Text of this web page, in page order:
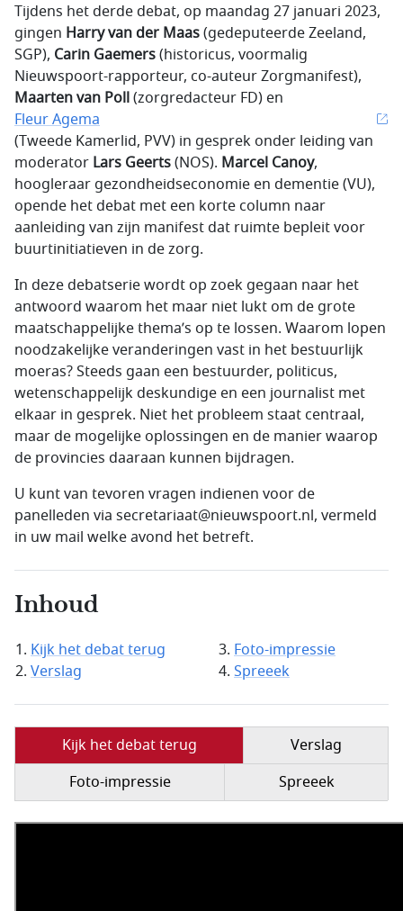
Tijdens het derde debat, op maandag 27 januari 2023,
gingen Harry van der Maas(gedeputeerde Zeeland,
SGP), Carin Gaemers(historicus, voormalig
Nieuwspoort-rapporteur, co-auteur Zorgmanifest),
Maarten van Poll(zorgredacteur FD) en
Fleur Agema
(Tweede Kamerlid, PVV) in gesprek onder leiding van
moderator Lars Geerts(NOS). Marcel Canoy,
hoogleraar gezondheidseconomie en dementie (VU),
opende het debat met een korte column naar
aanleiding van zijn manifest dat ruimte bepleit voor
buurtinitiatieven in de zorg.
In deze debatserie wordt op zoek gegaan naar het
antwoord waarom het maar niet lukt om de grote
maatschappelijke thema’s op te lossen. Waarom lopen
noodzakelijke veranderingen vast in het bestuurlijk
moeras? Steeds gaan een bestuurder, politicus,
wetenschappelijk deskundige en een journalist met
elkaar in gesprek. Niet het probleem staat centraal,
maar de mogelijke oplossingen en de manier waarop
de provincies daaraan kunnen bijdragen.
U kunt van tevoren vragen indienen voor de
panelleden via secretariaat@nieuwspoort.nl, vermeld
in uw mail welke avond het betreft.
Inhoud
Kijk het debat terug
Verslag
Foto-impressie
Spreeek
Kijk het debat terug
Verslag
Foto-impressie
Spreeek